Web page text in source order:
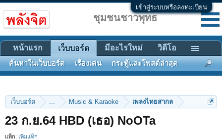
เข้าสู่ระบบหรือลงทะเบียน
เว็บบอร์ด ... Music & Karaoke เพลงไทยสากล
23 ก.ย.64 HBD (เธอ) NoOTa
แท็ก: เพิ่มแท็ก
ชุมชนชาวพุทธ
หน้าแรก เว็บบอร์ด
ค้นหาในเว็บบอร์ด เรื่องเด่น กระทู้และโพสต์ล่าสุด
มีอะไรใหม่ วิดีโอ